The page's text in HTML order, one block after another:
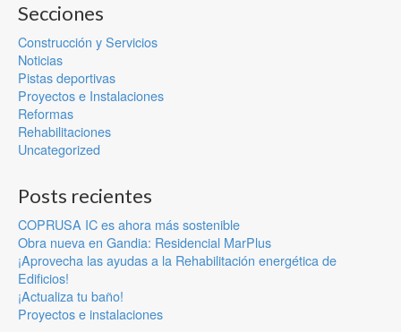
Secciones
Construcción y Servicios
Noticias
Pistas deportivas
Proyectos e Instalaciones
Reformas
Rehabilitaciones
Uncategorized
Posts recientes
COPRUSA IC es ahora más sostenible
Obra nueva en Gandia: Residencial MarPlus
¡Aprovecha las ayudas a la Rehabilitación energética de
Edificios!
¡Actualiza tu baño!
Proyectos e instalaciones